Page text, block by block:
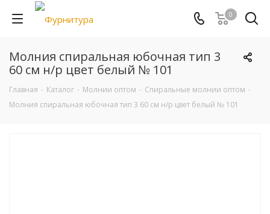
0
Молния спиральная юбочная тип 3
60 см н/р цвет белый № 101
Главная - Каталог - Молнии оптом - Спиральные молнии оптом -
Молния спиральная юбочная тип 3 60 см н/р цвет белый № 101